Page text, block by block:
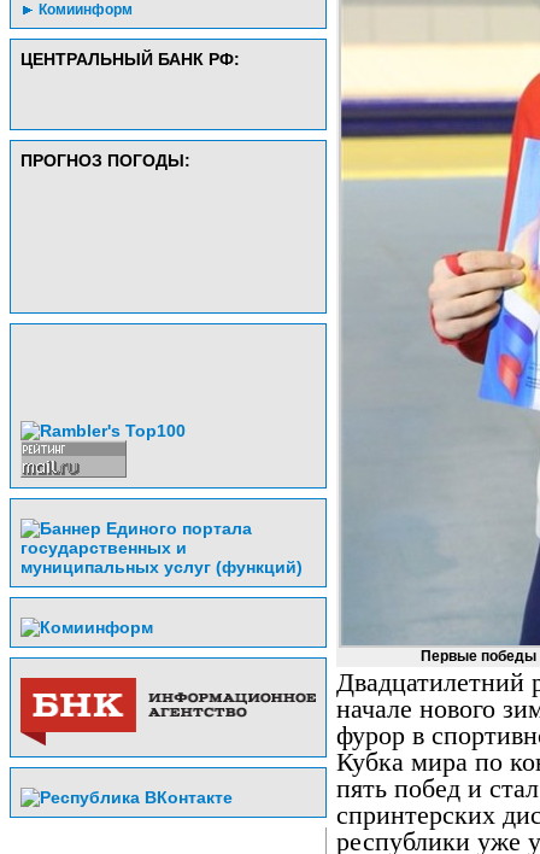
Комиинформ
ЦЕНТРАЛЬНЫЙ БАНК РФ:
ПРОГНОЗ ПОГОДЫ:
Первые победы
Двадцатилетний
начале нового
фурор в
Кубка мира по
пять побед и
спринтерских
республики уже